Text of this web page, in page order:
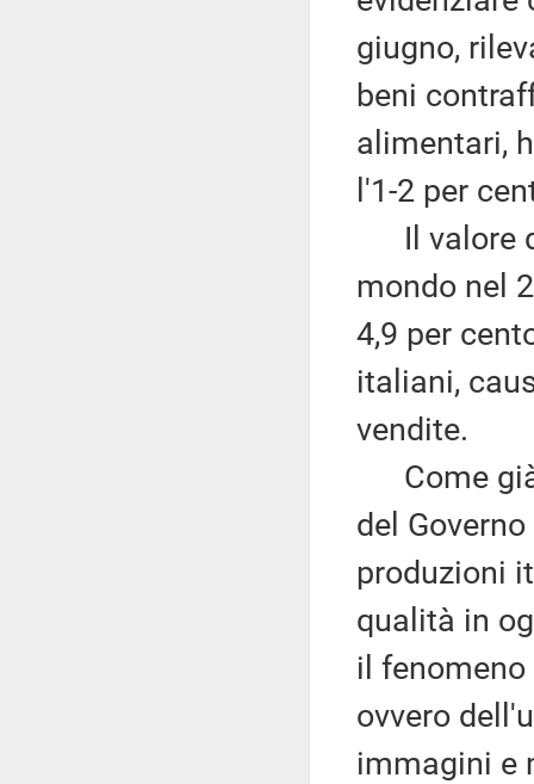
giugno,
beni
alimentari,
l'1-2 per
Il valore
mondo nel
4,9 per
italiani,
vendite.
Come già
del
produzioni
qualità in
il
ovvero
immagini e